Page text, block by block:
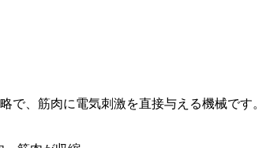
で、筋肉に電気刺激を直接与える機械です。